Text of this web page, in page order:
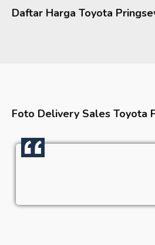
Daftar Harga Toyota
Foto Delivery Sales Toyota